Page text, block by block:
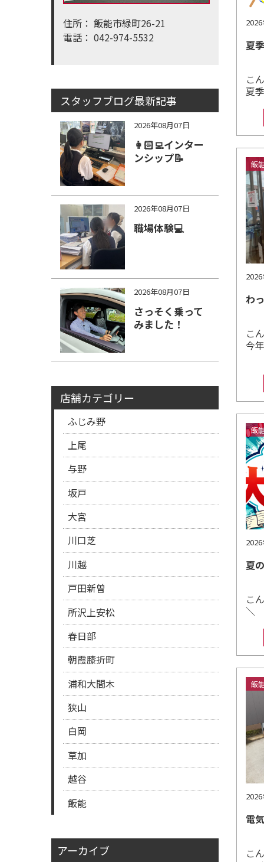
夏
こ
夏
飯
わ
こ
今
飯
夏
こ
＼
飯
電
こ
住所： 飯能市緑町26-21
電話： 042-974-5532
スタッフブログ最新記事
2026年08月07日
👩🏻‍💻インター
ンシップ📝
2026年08月07日
職場体験💻
2026年08月07日
さっそく乗って
みました！
店舗カテゴリー
ふじみ野
上尾
与野
坂戸
大宮
川口芝
川越
戸田新曽
所沢上安松
春日部
朝霞膝折町
浦和大間木
狭山
白岡
草加
越谷
飯能
アーカイブ